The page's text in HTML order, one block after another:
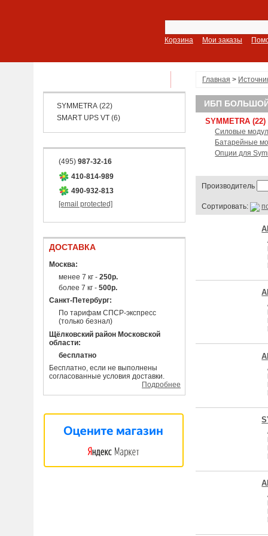
Корзина Мои заказы
SYMMETRA (22)
SMART UPS VT (6)
(495) 987-32-16
410-814-989
490-932-813
[email protected]
ДОСТАВКА
Москва:
менее 7 кг - 250р.
более 7 кг - 500р.
Санкт-Петербург:
По тарифам СПСР-экспресс
(только безнал)
Щёлковский район Московской
области:
бесплатно
Бесплатно, если не выполнены
согласованные условия доставки.
Подробнее
Главная >
ИБП
SYMMETRA (22)
Cиловые
Батарейные
Опции для
Производитель
Сортировать: